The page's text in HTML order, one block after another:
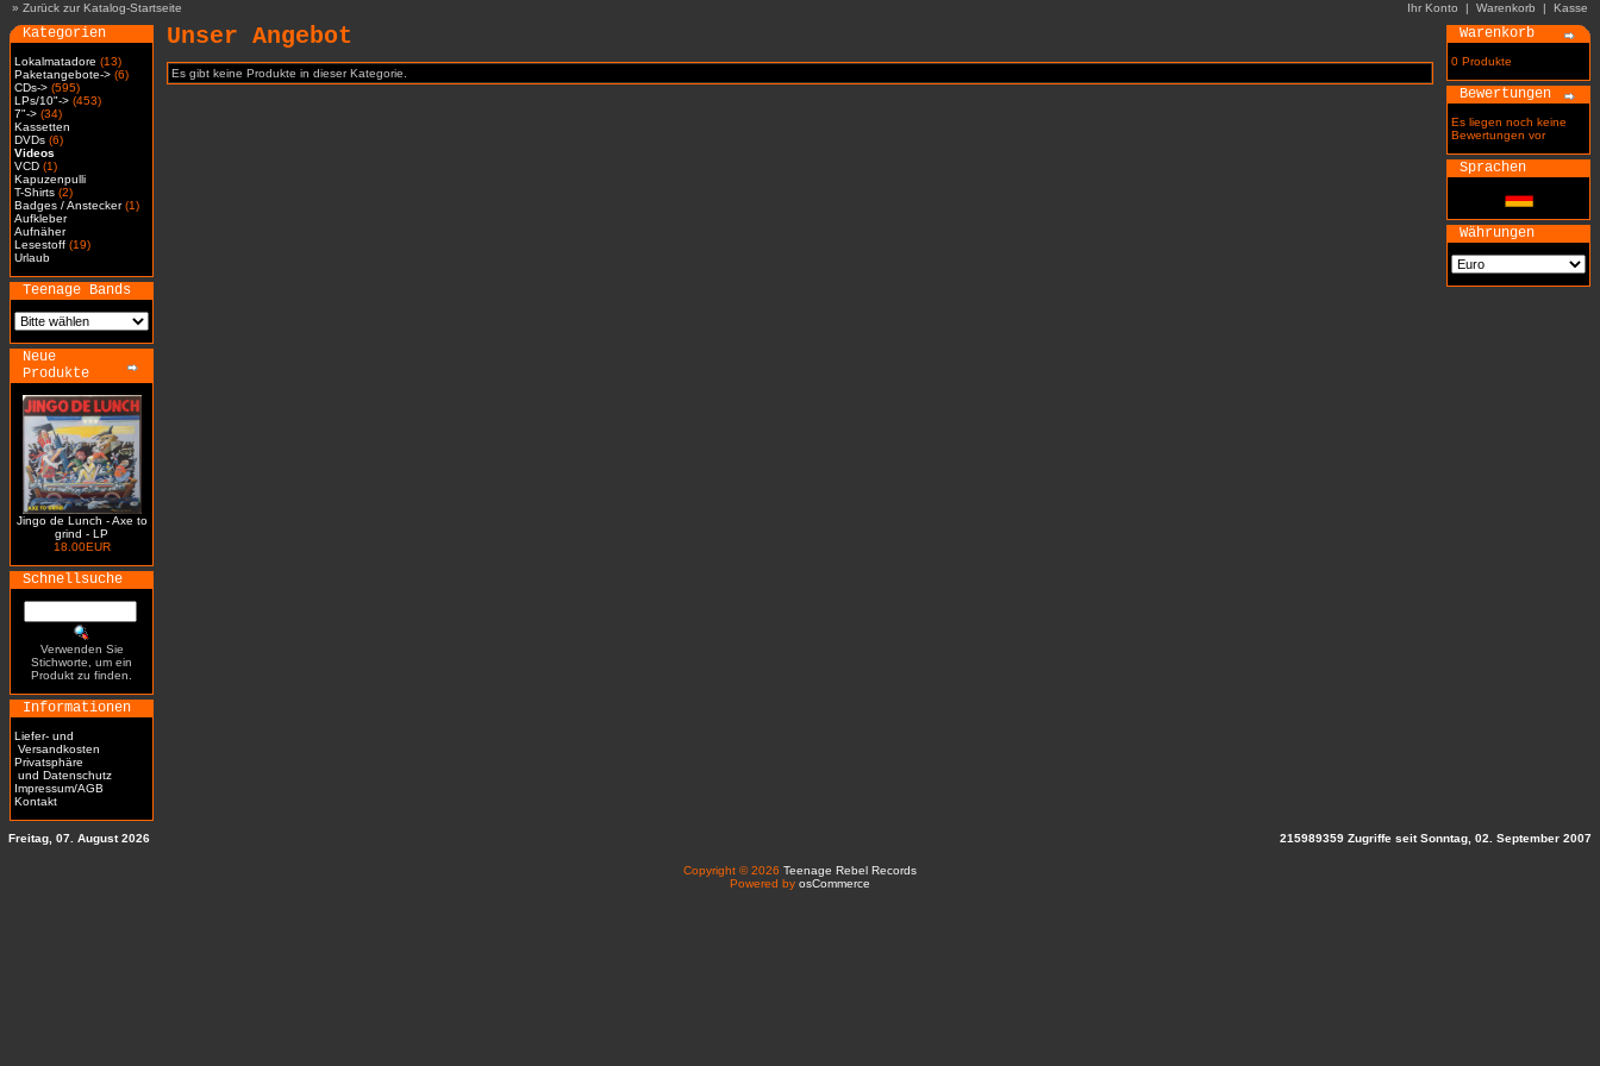
» Zurück zur Katalog-Startseite Ihr Konto | Warenkorb | Kasse
Kategorien
Lokalmatadore (13)
Paketangebote-> (6)
CDs-> (595)
LPs/10"-> (453)
7"-> (34)
Kassetten
DVDs (6)
Videos
VCD (1)
Kapuzenpulli
T-Shirts (2)
Badges / Anstecker(1)
Aufkleber
Aufnäher
Lesestoff (19)
Urlaub
Teenage Bands
Neue
Produkte
Jingo de Lunch - Axe to
grind - LP
18.00EUR
Schnellsuche
Verwenden Sie
Stichworte, um ein
Produkt zu finden.
Informationen
Liefer- und
Versandkosten
Privatsphäre
und Datenschutz
Impressum/AGB
Kontakt
Unser Angebot
Es gibt keine Produkte in dieser Kategorie.
Warenkorb
0 Produkte
Bewertungen
Es liegen noch keine
Bewertungen vor
Sprachen
Währungen
Freitag, 07. August 2026 215989359 Zugriffe seit Sonntag, 02. September 2007
Copyright © 2026 Teenage Rebel Records
Powered by osCommerce